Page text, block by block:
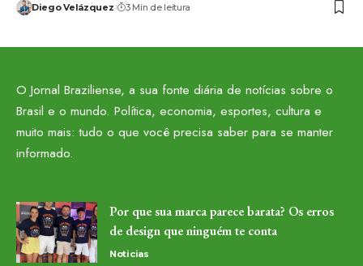
Diego Velázquez 3 Min de leitura
O Jornal Braziliense, a sua fonte diária de notícias sobre o
Brasil e o mundo. Política, economia, esportes, cultura e
muito mais: tudo o que você precisa saber para se manter
informado.
Por que sua marca parece barata? Os erros
de design que ninguém te conta
Noticias